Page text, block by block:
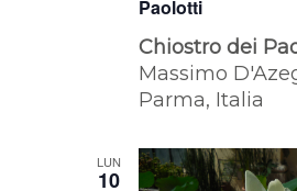
Paolotti
Chiostro dei
Massimo
Parma, Italia
LUN
10